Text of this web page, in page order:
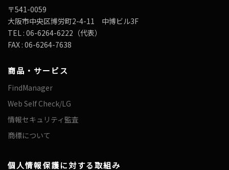
〒541-0059
大阪市中央区博労町2-4-11 中博ビル3F
TEL : 06-6264-6222（代表）
FAX : 06-6264-7638
商品・サービス
FindManager
Web Self Check/LG
情報セキュリティ監査
商標について
個人情報保護に対する取組み